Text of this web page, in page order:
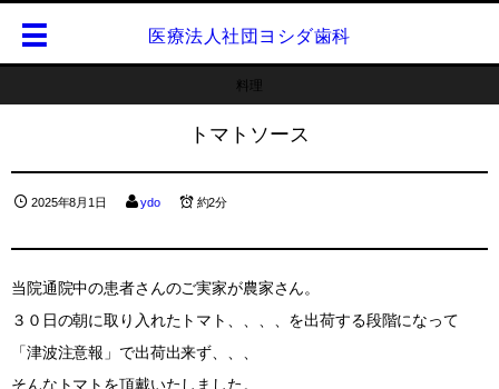
医療法人社団ヨシダ歯科
料理
トマトソース
2025年8月1日 ydo 約2分
当院通院中の患者さんのご実家が農家さん。
３０日の朝に取り入れたトマト、、、、を出荷する段階になって
「津波注意報」で出荷出来ず、、、
そんなトマトを頂戴いたしました。